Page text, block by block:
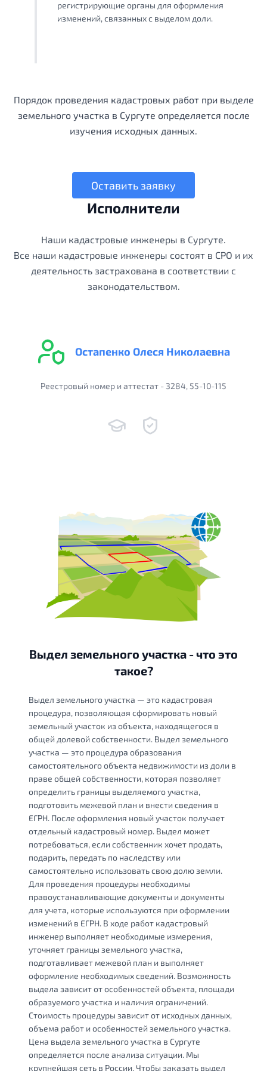
регистрирующие органы для оформления
изменений, связанных с выделом доли.
Порядок проведения кадастровых работ при выделе
земельного участка в Сургуте определяется после
изучения исходных данных.
Оставить заявку
Исполнители
Наши кадастровые инженеры в Сургуте.
Все наши кадастровые инженеры состоят в СРО и их
деятельность застрахована в соответствии с
законодательством.
Остапенко Олеся Николаевна
Реестровый номер и аттестат - 3284, 55-10-115
Выдел земельного участка - что это
такое?
Выдел земельного участка — это кадастровая
процедура, позволяющая сформировать новый
земельный участок из объекта, находящегося в
общей долевой собственности. Выдел земельного
участка — это процедура образования
самостоятельного объекта недвижимости из доли в
праве общей собственности, которая позволяет
определить границы выделяемого участка,
подготовить межевой план и внести сведения в
ЕГРН. После оформления новый участок получает
отдельный кадастровый номер. Выдел может
потребоваться, если собственник хочет продать,
подарить, передать по наследству или
самостоятельно использовать свою долю земли.
Для проведения процедуры необходимы
правоустанавливающие документы и документы
для учета, которые используются при оформлении
изменений в ЕГРН. В ходе работ кадастровый
инженер выполняет необходимые измерения,
уточняет границы земельного участка,
подготавливает межевой план и выполняет
оформление необходимых сведений. Возможность
выдела зависит от особенностей объекта, площади
образуемого участка и наличия ограничений.
Стоимость процедуры зависит от исходных данных,
объема работ и особенностей земельного участка.
Цена выдела земельного участка в Сургуте
определяется после анализа ситуации. Мы
крупнейшая сеть в России. Чтобы заказать выдел